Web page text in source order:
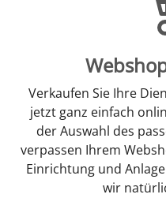
Verkaufen Sie Ihre
jetzt ganz einfach
der Auswahl des
verpassen Ihrem
Einrichtung und
wir